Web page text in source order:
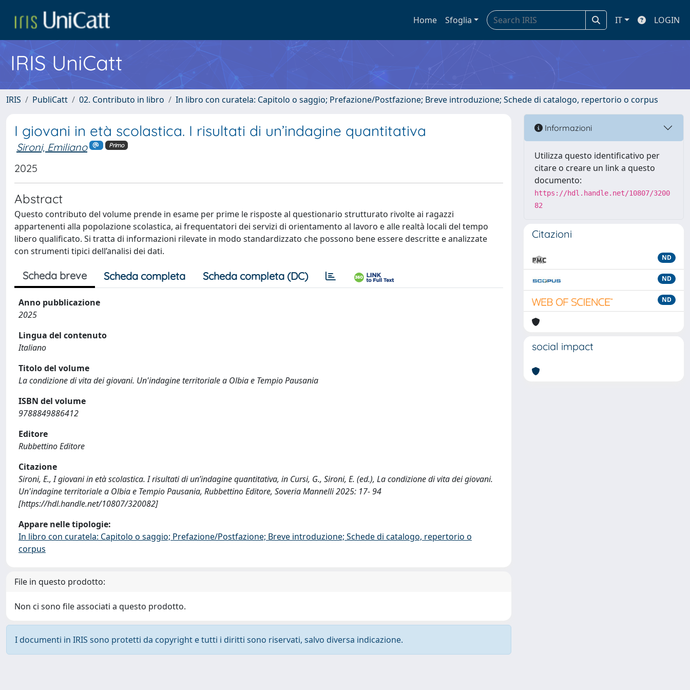
Home Sfoglia IT LOGIN
IRIS UniCatt
IRIS PubliCatt 02. Contributo in libro In libro con curatela: Capitolo o saggio; Prefazione/Postfazione; Breve introduzione; Schede di catalogo, repertorio o corpus
I giovani in età scolastica. I risultati di un’indagine quantitativa
Sironi, Emiliano Primo
2025
Abstract
Questo contributo del volume prende in esame per prime le risposte al questionario strutturato rivolte ai ragazzi
appartenenti alla popolazione scolastica, ai frequentatori dei servizi di orientamento al lavoro e alle realtà locali del tempo
libero qualificato. Si tratta di informazioni rilevate in modo standardizzato che possono bene essere descritte e analizzate
con strumenti tipici dell’analisi dei dati.
Scheda breve Scheda completa Scheda completa (DC)
Anno pubblicazione
2025
Lingua del contenuto
Italiano
Titolo del volume
La condizione di vita dei giovani. Un'indagine territoriale a Olbia e Tempio Pausania
ISBN del volume
9788849886412
Editore
Rubbettino Editore
Citazione
Sironi, E., I giovani in età scolastica. I risultati di un’indagine quantitativa, in Cursi, G., Sironi, E. (ed.), La condizione di vita dei giovani.
Un'indagine territoriale a Olbia e Tempio Pausania, Rubbettino Editore, Soveria Mannelli 2025: 17- 94
[https://hdl.handle.net/10807/320082]
Appare nelle tipologie:
In libro con curatela: Capitolo o saggio; Prefazione/Postfazione; Breve introduzione; Schede di catalogo, repertorio o
corpus
File in questo prodotto:
Non ci sono file associati a questo prodotto.
I documenti in IRIS sono protetti da copyright e tutti i diritti sono riservati, salvo diversa indicazione.
Informazioni
Utilizza questo identificativo per
citare o creare un link a questo
documento:
https://hdl.handle.net/10807/3200
82
Citazioni
ND
ND
ND
social impact